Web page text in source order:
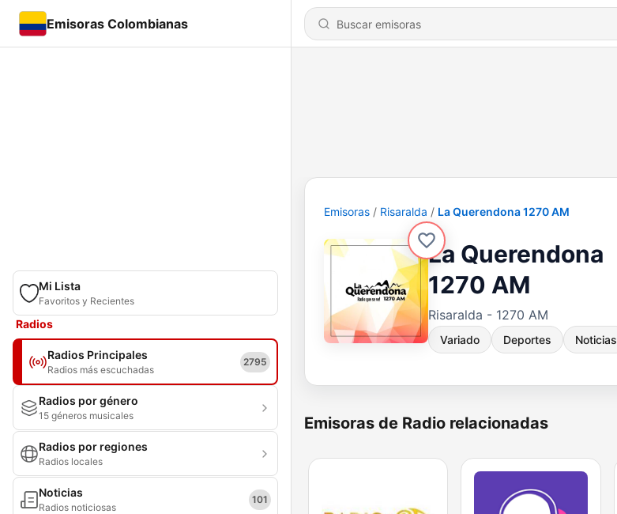
Emisoras Colombianas
Mi Lista
Favoritos y Recientes
Radios
Radios Principales
Radios más escuchadas
2795
Radios por género
15 géneros musicales
Radios por regiones
Radios locales
Noticias
Radios noticiosas
101
Emisoras Risaralda La Querendona 1270 AM
La Querendona
1270 AM
Risaralda - 1270 AM
Variado Deportes Noticias
Emisoras de Radio relacionadas